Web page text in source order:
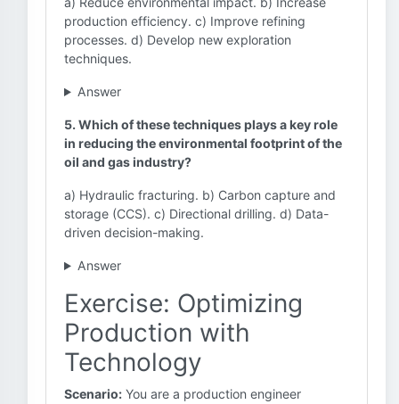
production efficiency. c) Improve refining
processes. d) Develop new exploration
techniques.
Answer
5. Which of these techniques plays a key role
in reducing the environmental footprint of the
oil and gas industry?
a) Hydraulic fracturing. b) Carbon capture and
storage (CCS). c) Directional drilling. d) Data-
driven decision-making.
Answer
Exercise: Optimizing
Production with
Technology
Scenario: You are a production engineer